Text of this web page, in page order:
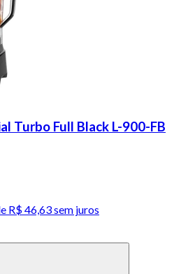
Turbo Full Black L-900-FB
R$ 46,63 sem juros